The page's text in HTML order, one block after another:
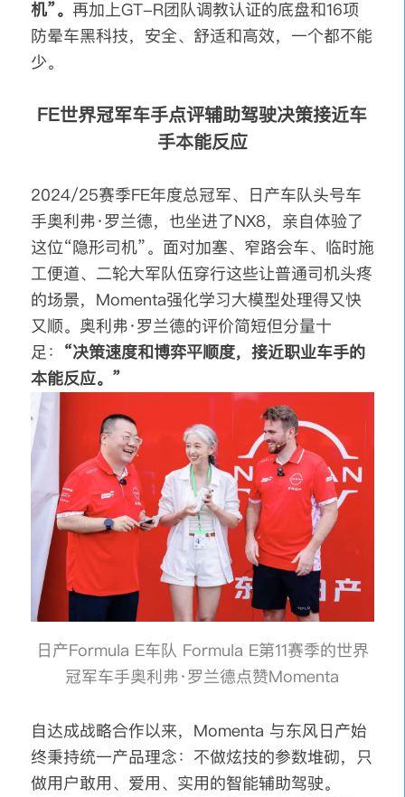
机”。 再加上GT-R团队调教认证的底盘和16项
防晕车黑科技，安全、舒适和高效，一个都不能
少。
FE世界冠军车手点评辅助驾驶决策接近车
手本能反应
2024/25赛季FE年度总冠军、日产车队头号车
手奥利弗·罗兰德，也坐进了NX8，亲自体验了
这位“隐形司机”。面对加塞、窄路会车、临时施
工便道、二轮大军队伍穿行这些让普通司机头疼
的场景，Momenta强化学习大模型处理得又快
又顺。奥利弗·罗兰德的评价简短但分量十
足： “决策速度和博弈平顺度，接近职业车手的
本能反应。”
日产Formula E车队 Formula E第11赛季的世界
冠军车手奥利弗·罗兰德点赞Momenta
自达成战略合作以来，Momenta 与东风日产始
终秉持统一产品理念：不做炫技的参数堆砌，只
做用户敢用、爱用、实用的智能辅助驾驶。